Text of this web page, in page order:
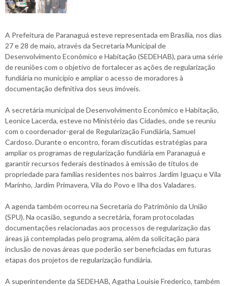
A Prefeitura de Paranaguá esteve representada em Brasília, nos dias
27 e 28 de maio, através da Secretaria Municipal de
Desenvolvimento Econômico e Habitação (SEDEHAB), para uma série
de reuniões com o objetivo de fortalecer as ações de regularização
fundiária no município e ampliar o acesso de moradores à
documentação definitiva dos seus imóveis.
A secretária municipal de Desenvolvimento Econômico e Habitação,
Leonice Lacerda, esteve no Ministério das Cidades, onde se reuniu
com o coordenador-geral de Regularização Fundiária, Samuel
Cardoso. Durante o encontro, foram discutidas estratégias para
ampliar os programas de regularização fundiária em Paranaguá e
garantir recursos federais destinados à emissão de títulos de
propriedade para famílias residentes nos bairros Jardim Iguaçu e Vila
Marinho, Jardim Primavera, Vila do Povo e Ilha dos Valadares.
A agenda também ocorreu na Secretaria do Patrimônio da União
(SPU). Na ocasião, segundo a secretária, foram protocoladas
documentações relacionadas aos processos de regularização das
áreas já contempladas pelo programa, além da solicitação para
inclusão de novas áreas que poderão ser beneficiadas em futuras
etapas dos projetos de regularização fundiária.
A superintendente da SEDEHAB, Agatha Louisie Frederico, também